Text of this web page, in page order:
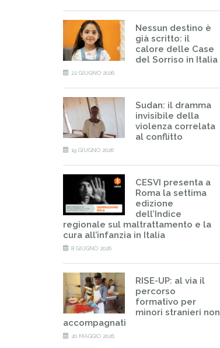
Nessun destino è
già scritto: il
calore delle Case
del Sorriso in Italia
22 GIUGNO 2026
Sudan: il dramma
invisibile della
violenza correlata
al conflitto
19 GIUGNO 2026
CESVI presenta a
Roma la settima
edizione
dell’Indice
regionale sul maltrattamento e la
cura all’infanzia in Italia
8 GIUGNO 2026
RISE-UP: al via il
percorso
formativo per
minori stranieri non
accompagnati
20 MAGGIO 2026